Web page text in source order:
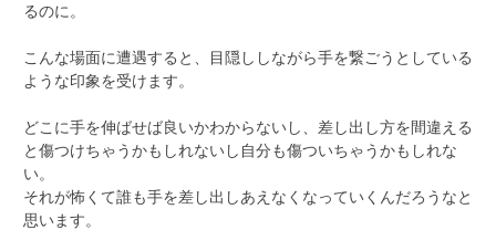
るのに。
こんな場面に遭遇すると、目隠ししながら手を繋ごうとしている
ような印象を受けます。
どこに手を伸ばせば良いかわからないし、差し出し方を間違える
と傷つけちゃうかもしれないし自分も傷ついちゃうかもしれな
い。
それが怖くて誰も手を差し出しあえなくなっていくんだろうなと
思います。